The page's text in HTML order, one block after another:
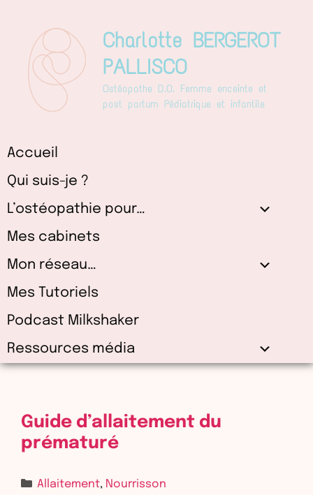
contenu
Charlotte BERGEROT
PALLISCO
Ostéopathe D.O. Femme enceinte et
post partum Pédiatrique et infantile
Accueil
Qui suis-je ?
L’ostéopathie pour…
Mes cabinets
Mon réseau…
Mes Tutoriels
Podcast Milkshaker
Ressources média
Guide d’allaitement du
prématuré
Allaitement, Nourrisson